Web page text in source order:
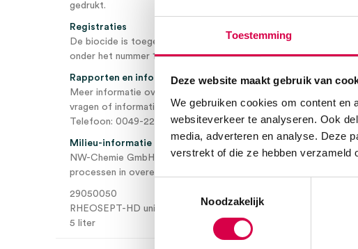
Toestemming
Deze website maakt gebruik van
We gebruiken cookies om content en
websiteverkeer te analyseren. Ook
media, adverteren en analyse. Deze
verstrekt of die ze hebben verzameld
Noodzakelijk
gedrukt.
Registraties
De biocide is toegelaten in België onder het nummer BEREG-
onder het nummer 16718 N.
Rapporten en informatie van deskundigen
Meer informatie over dit product vindt u onder
vragen of informatie over taxaties kunt u contact opnemen met
Telefoon: 0049-2241 – 3923-70 E-mail: info@rheosol.com.
Milieu-informatie
NW-Chemie GmbH produceert volgens geavanceerde, veilige en
processen in overeenstemming met hoge kwaliteitsnormen.
29050050
RHEOSEPT-HD universal
5 liter